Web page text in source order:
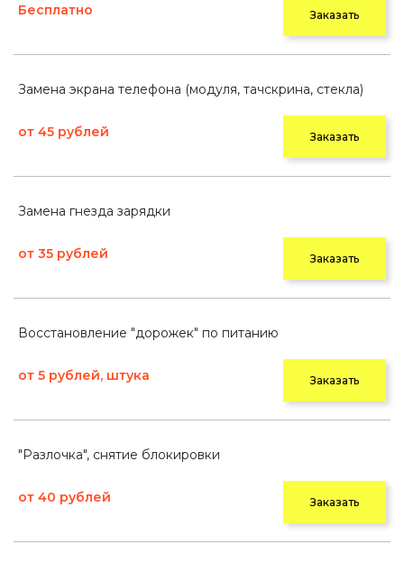
Бесплатно Заказать
Замена экрана телефона (модуля, тачскрина, стекла)
от 45 рублей Заказать
Замена гнезда зарядки
от 35 рублей Заказать
Восстановление "дорожек" по питанию
от 5 рублей, штука Заказать
"Разлочка", снятие блокировки
от 40 рублей Заказать